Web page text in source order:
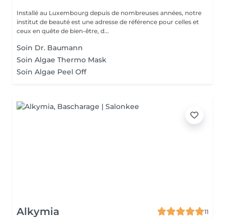
Installé au Luxembourg depuis de nombreuses années, notre
institut de beauté est une adresse de référence pour celles et
ceux en quête de bien-être, d...
Soin Dr. Baumann
Soin Algae Thermo Mask
Soin Algae Peel Off
Alkymia
11